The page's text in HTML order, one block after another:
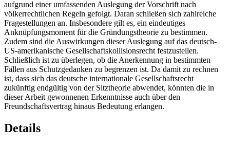
aufgrund einer umfassenden Auslegung der Vorschrift nach
völkerrechtlichen Regeln gefolgt. Daran schließen sich zahlreiche
Fragestellungen an. Insbesondere gilt es, ein eindeutiges
Anknüpfungsmoment für die Gründungstheorie zu bestimmen.
Zudem sind die Auswirkungen dieser Auslegung auf das deutsch-
US-amerikanische Gesellschaftskollisionsrecht festzustellen.
Schließlich ist zu überlegen, ob die Anerkennung in bestimmten
Fällen aus Schutzgedanken zu begrenzen ist. Da damit zu rechnen
ist, dass sich das deutsche internationale Gesellschaftsrecht
zukünftig endgültig von der Sitztheorie abwendet, könnten die in
dieser Arbeit gewonnenen Erkenntnisse auch über den
Freundschaftsvertrag hinaus Bedeutung erlangen.
Details